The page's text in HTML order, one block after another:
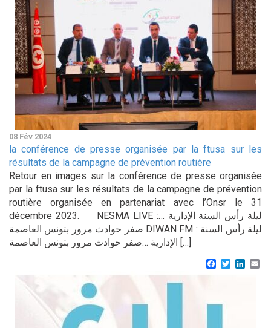
08 Fév 2024
la conférence de presse organisée par la ftusa sur les
résultats de la campagne de prévention routière
Retour en images sur la conférence de presse organisée
par la ftusa sur les résultats de la campagne de prévention
routière organisée en partenariat avec l’Onsr le 31
décembre 2023. NESMA LIVE :ليلة رأس السنة الإدارية …
صفر حوادث مرور بتونس العاصمة DIWAN FM : ليلة رأس السنة
الإدارية …صفر حوادث مرور بتونس العاصمة […]
Facebook
Twitter